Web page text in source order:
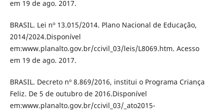
em 19 de ago. 2017.
BRASIL. Lei nº 13.015/2014. Plano Nacional de Educação,
2014/2024.Disponível
em:www.planalto.gov.br/ccivil_03/leis/L8069.htm. Acesso
em 19 de ago. 2017.
BRASIL. Decreto nº 8.869/2016, institui o Programa Criança
Feliz. De 5 de outubro de 2016.Disponível
em:www.planalto.gov.br/ccivil_03/_ato2015-